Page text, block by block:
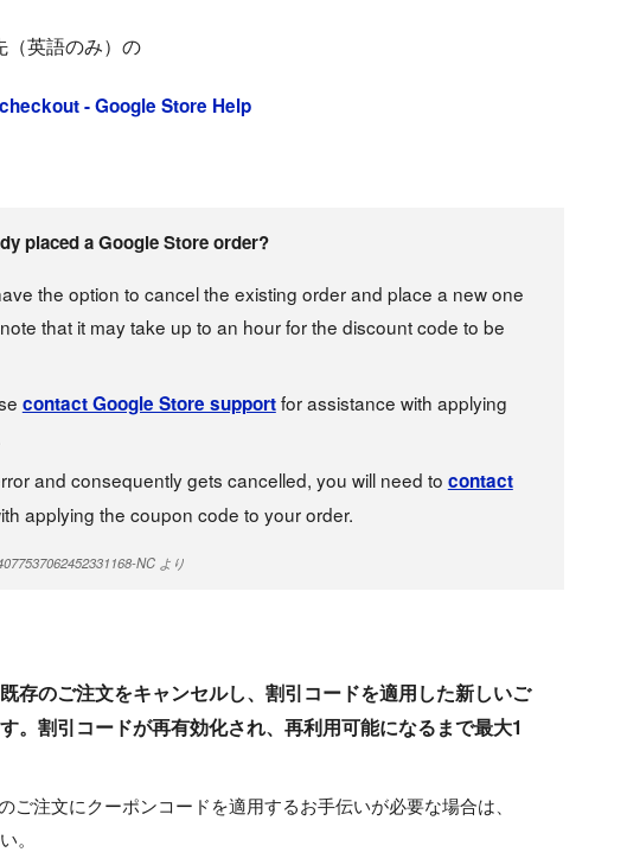
（英語のみ）の
- Google Store Help
placed a Google Store order?
the option to cancel the existing order and place a new one
that it may take up to an hour for the discount code to be
contact Google Store supportfor assistance with applying
and consequently gets cancelled, you will need to contact
applying the coupon code to your order.
NC より
存のご注文をキャンセルし、割引コードを適用した新しいご
。割引コードが再有効化され、再利用可能になるまで最大1
注文にクーポンコードを適用するお手伝いが必要な場合は、
。